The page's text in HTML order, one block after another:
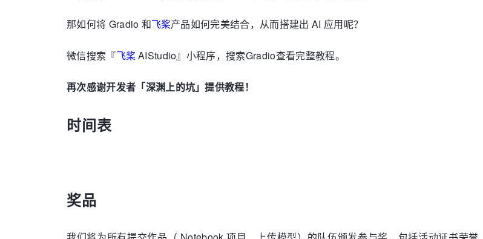
那如何将 Gradio 和飞桨产品如何完美结合，从而搭建出 AI 应用呢？
微信搜索『飞桨 AIStudio』小程序，搜索Gradio查看完整教程。
再次感谢开发者「深渊上的坑」提供教程！
时间表
奖品